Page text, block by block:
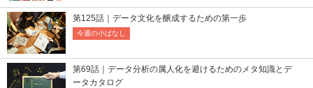
第125話｜データ文化を醸成するための第一歩
今週の小ばなし
第69話｜データ分析の属人化を避けるためのメタ知識とデ
ータカタログ